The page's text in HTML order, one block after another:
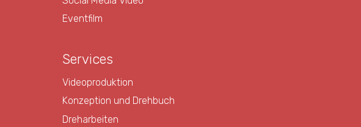
Eventfilm
Services
Videoproduktion
Konzeption und Drehbuch
Dreharbeiten